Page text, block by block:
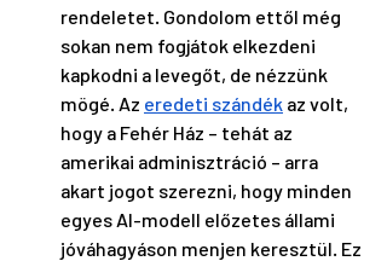
rendeletet. Gondolom ettől még
sokan nem fogjátok elkezdeni
kapkodni a levegőt, de nézzünk
mögé. Az eredeti szándék az volt,
hogy a Fehér Ház – tehát az
amerikai adminisztráció – arra
akart jogot szerezni, hogy minden
egyes AI-modell előzetes állami
jóváhagyáson menjen keresztül. Ez